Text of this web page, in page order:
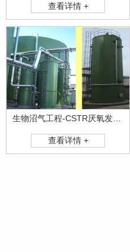
查看详情 +
查看详情 +